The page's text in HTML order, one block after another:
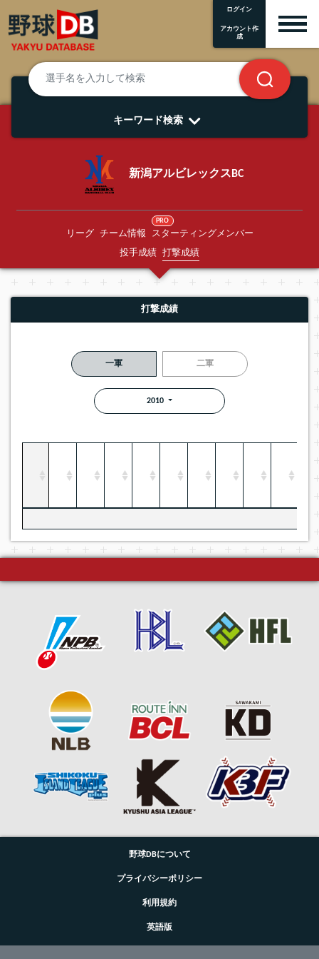
ログイン
アカウント作
成
キーワード検索
新潟アルビレックスBC
リーグ チーム情報
PRO
スターティングメンバー
投手成績 打撃成績
打撃成績
一軍 二軍
2010
野球DBについて
プライバシーポリシー
利用規約
英語版